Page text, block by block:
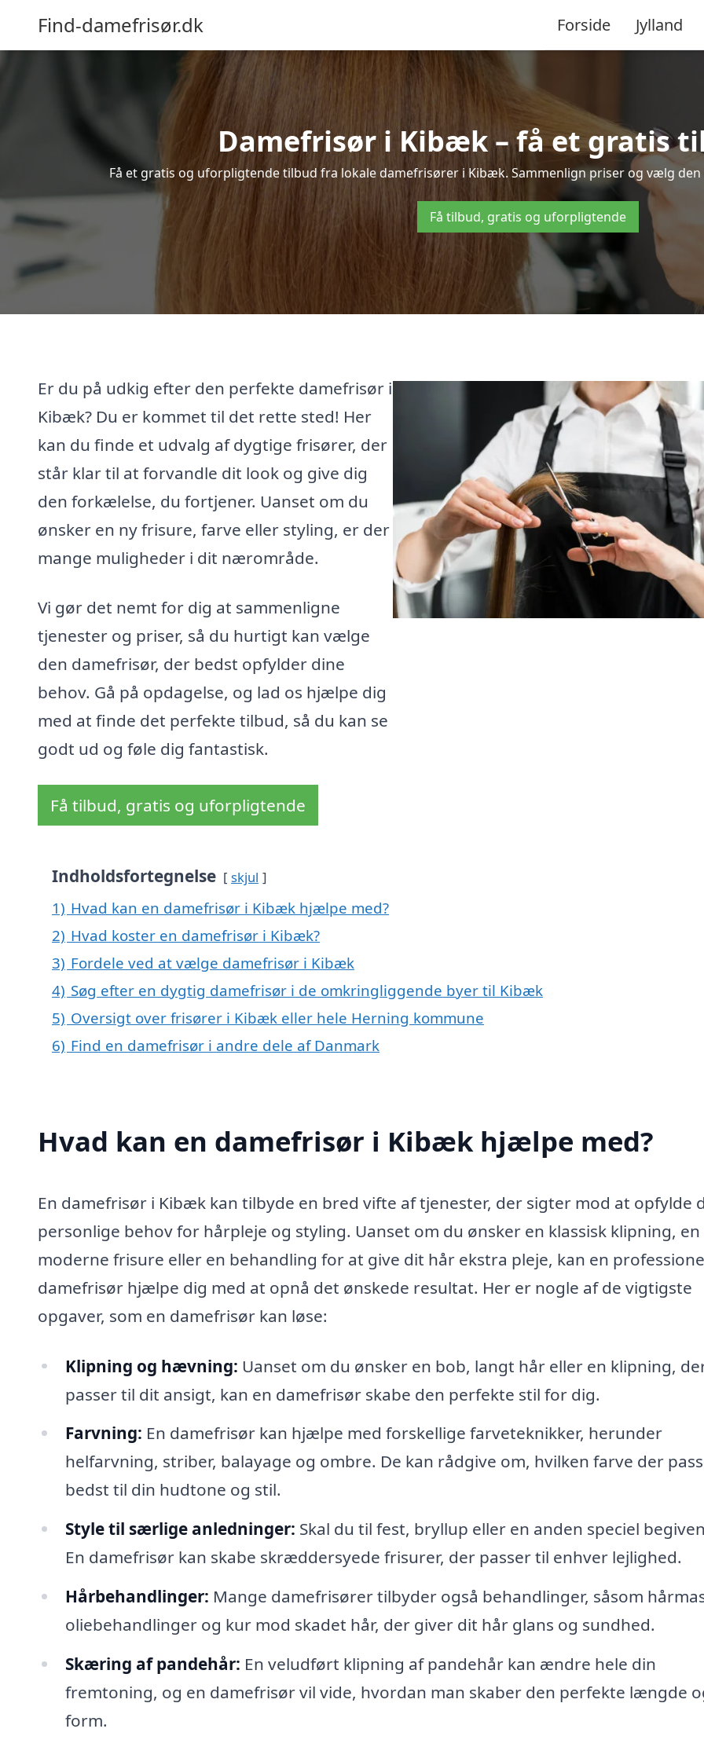
Find-damefrisør.dk Forside Jylland
Damefrisør i Kibæk – få et gratis
Få et gratis og uforpligtende tilbud fra lokale damefrisører i Kibæk. Sammenlign priser og vælg
Få tilbud, gratis og uforpligtende
Er du på udkig efter den perfekte damefrisør i
Kibæk? Du er kommet til det rette sted! Her
kan du finde et udvalg af dygtige frisører, der
står klar til at forvandle dit look og give dig
den forkælelse, du fortjener. Uanset om du
ønsker en ny frisure, farve eller styling, er der
mange muligheder i dit nærområde.
Vi gør det nemt for dig at sammenligne
tjenester og priser, så du hurtigt kan vælge
den damefrisør, der bedst opfylder dine
behov. Gå på opdagelse, og lad os hjælpe dig
med at finde det perfekte tilbud, så du kan se
godt ud og føle dig fantastisk.
Få tilbud, gratis og uforpligtende
Indholdsfortegnelse skjul
1) Hvad kan en damefrisør i Kibæk hjælpe med?
2) Hvad koster en damefrisør i Kibæk?
3) Fordele ved at vælge damefrisør i Kibæk
4) Søg efter en dygtig damefrisør i de omkringliggende byer til Kibæk
5) Oversigt over frisører i Kibæk eller hele Herning kommune
6) Find en damefrisør i andre dele af Danmark
Hvad kan en damefrisør i Kibæk hjælpe med?
En damefrisør i Kibæk kan tilbyde en bred vifte af tjenester, der sigter mod at opfylde
personlige behov for hårpleje og styling. Uanset om du ønsker en klassisk klipning, en
moderne frisure eller en behandling for at give dit hår ekstra pleje, kan en
damefrisør hjælpe dig med at opnå det ønskede resultat. Her er nogle af de vigtigste
opgaver, som en damefrisør kan løse:
Klipning og hævning: Uanset om du ønsker en bob, langt hår eller en klipning,
passer til dit ansigt, kan en damefrisør skabe den perfekte stil for dig.
Farvning: En damefrisør kan hjælpe med forskellige farveteknikker, herunder
helfarvning, striber, balayage og ombre. De kan rådgive om, hvilken farve der
bedst til din hudtone og stil.
Style til særlige anledninger: Skal du til fest, bryllup eller en anden speciel
En damefrisør kan skabe skræddersyede frisurer, der passer til enhver lejlighed.
Hårbehandlinger: Mange damefrisører tilbyder også behandlinger, såsom
oliebehandlinger og kur mod skadet hår, der giver dit hår glans og sundhed.
Skæring af pandehår: En veludført klipning af pandehår kan ændre hele din
fremtoning, og en damefrisør vil vide, hvordan man skaber den perfekte længde
form.